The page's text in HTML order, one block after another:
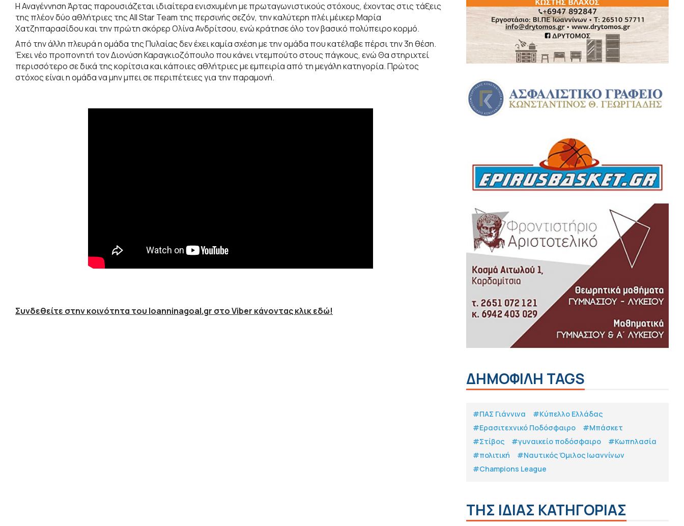
Η Αναγέννηση Άρτας παρουσιάζεται ιδιαίτερα ενισχυμένη με πρωταγωνιστικούς στόχους, έχοντας στις τάξεις
της πλέον δύο αθλήτριες της All Star Team της περσινής σεζόν, την καλύτερη πλέι μέικερ Μαρία
Χατζηπαρασίδου και την πρώτη σκόρερ Ολίνα Ανδρίτσου, ενώ κράτησε όλο τον βασικό πολύπειρο κορμό.
Από την άλλη πλευρά η ομάδα της Πυλαίας δεν έχει καμία σχέση με την ομάδα που κατέλαβε πέρσι την 3η θέση.
Έχει νέο προπονητή τον Διονύση Καραγκιοζόπουλο που κάνει ντεμπούτο στους πάγκους, ενώ Θα στηριχτεί
περισσότερο σε δικά της κορίτσια και κάποιες αθλήτριες με εμπειρία από τη μεγάλη κατηγορία. Πρώτος
στόχος είναι η ομάδα να μην μπει σε περιπέτειες για την παραμονή.
Συνδεθείτε στην κοινότητα του Ioanninagoal.gr στο Viber κάνοντας κλικ εδώ!
ΔΗΜΟΦΙΛΗ TAGS
#ΠΑΣ Γιάννινα
#Κύπελλο Ελλάδας
#Eρασιτεχνικό Ποδόσφαιρο
#Μπάσκετ
#Στίβος
#γυναικείο ποδόσφαιρο
#Κωπηλασία
#πολιτική
#Ναυτικός Όμιλος Ιωαννίνων
#Champions League
ΤΗΣ ΙΔΙΑΣ ΚΑΤΗΓΟΡΙΑΣ